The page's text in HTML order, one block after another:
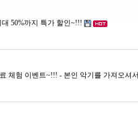
대 50%까지 특가 할인~!!!
체험 이벤트~!!! - 본인 악기를 가져오셔